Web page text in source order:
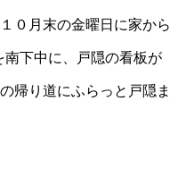
０月末の金曜日に家から
南下中に、戸隠の看板が
帰り 道にふらっと戸隠ま